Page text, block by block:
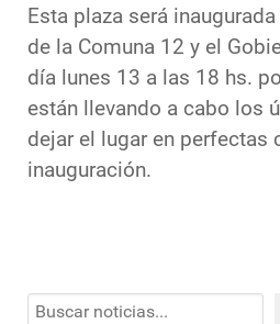
Esta plaza será
de la Comuna 12 y el
día lunes 13 a las 18 hs.
están llevando a cabo los
dejar el lugar en perfectas
inauguración.